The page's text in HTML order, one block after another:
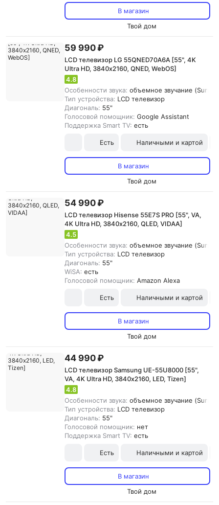
В магазин
Твой дом
59 990 ₽
LCD телевизор LG 55QNED70A6A [55", 4K
Ultra HD, 3840х2160, QNED, WebOS]
4.8
Особенности звука: объемное звучание
Тип устройства: LCD телевизор
Диагональ: 55"
Голосовой помощник: Google Assistant
Поддержка Smart TV: есть
Есть Наличными и картой
В магазин
Твой дом
54 990 ₽
LCD телевизор Hisense 55E7S PRO [55", VA,
4K Ultra HD, 3840х2160, QLED, VIDAA]
4.5
Особенности звука: объемное звучание
Тип устройства: LCD телевизор
Диагональ: 55"
WiSA: есть
Голосовой помощник: Amazon Alexa
Есть Наличными и картой
В магазин
Твой дом
44 990 ₽
LCD телевизор Samsung UE-55U8000 [55",
VA, 4K Ultra HD, 3840х2160, LED, Tizen]
4.8
Особенности звука: объемное звучание
Тип устройства: LCD телевизор
Диагональ: 55"
Голосовой помощник: нет
Поддержка Smart TV: есть
Есть Наличными и картой
В магазин
Твой дом